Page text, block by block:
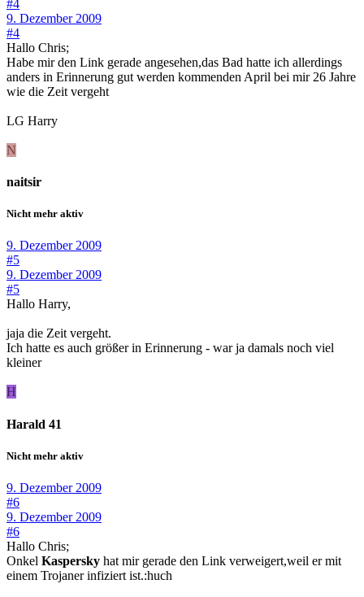
#4
9. Dezember 2009
#4
Hallo Chris;
Habe mir den Link gerade angesehen,das Bad hatte ich allerdings
anders in Erinnerung gut werden kommenden April bei mir 26 Jahre
wie die Zeit vergeht
LG Harry
N
naitsir
Nicht mehr aktiv
9. Dezember 2009
#5
9. Dezember 2009
#5
Hallo Harry,
jaja die Zeit vergeht.
Ich hatte es auch größer in Erinnerung - war ja damals noch viel
kleiner
H
Harald 41
Nicht mehr aktiv
9. Dezember 2009
#6
9. Dezember 2009
#6
Hallo Chris;
Onkel Kaspersky hat mir gerade den Link verweigert,weil er mit
einem Trojaner infiziert ist.:huch